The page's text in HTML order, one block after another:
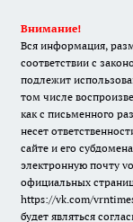
Внимание!
Вся информация,
соответствии с
подлежит
том числе
как с письменного
несет
сайте и его
электронную почту
официальных
https://vk.com/
будет являться